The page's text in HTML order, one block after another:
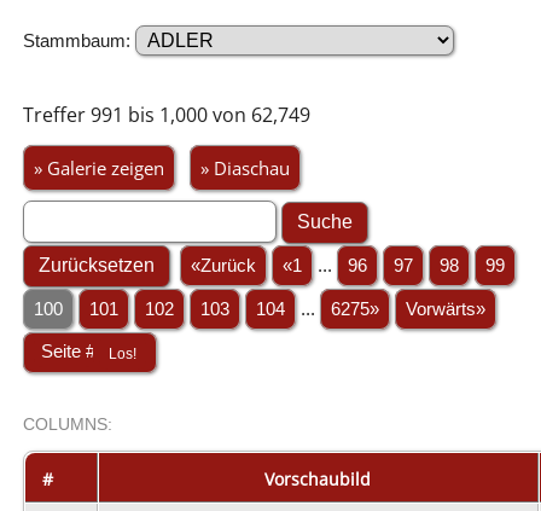
Stammbaum:
Treffer 991 bis 1,000 von 62,749
» Galerie zeigen » Diaschau
«Zurück «1 ... 96 97 98 99
100 101 102 103 104 ... 6275» Vorwärts»
COLUMNS:
# Vorschaubild